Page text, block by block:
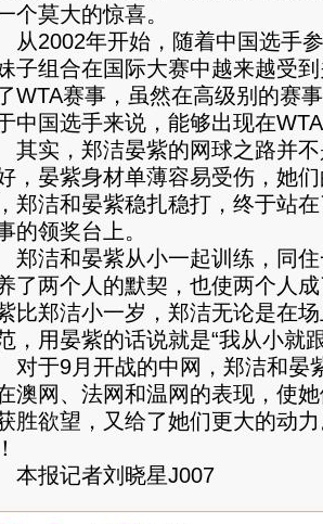
个莫大的惊喜。
2002年开始，随着中国选手参
子组合在国际大赛中越来越受
WTA赛事，虽然在高级别的赛
中国选手来说，能够出现在
实，郑洁晏紫的网球之路并不
，晏紫身材单薄容易受伤，她
郑洁和晏紫稳扎稳打，终于站
的领奖台上。
洁和晏紫从小一起训练，同住
了两个人的默契，也使两个人
比郑洁小一岁，郑洁无论是在
，用晏紫的话说就是“我从小就
于9月开战的中网，郑洁和晏
澳网、法网和温网的表现，使
胜欲望，又给了她们更大的动
报记者刘晓星J007